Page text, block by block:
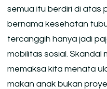
semua itu berdiri di atas
bernama kesehatan
tercanggih hanya jadi
mobilitas sosial. Skandal
memaksa kita menata
makan anak bukan